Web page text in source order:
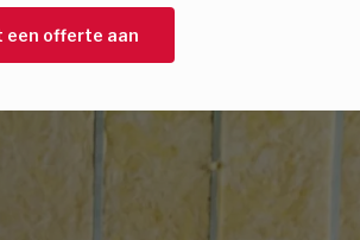
een offerte aan
Volgende